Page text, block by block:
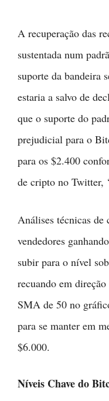
A recuperação das
sustentada num
suporte da bandeira
estaria a salvo de
que o suporte do
prejudicial para o
para os $2.400
de cripto no Twitter,
Análises técnicas
vendedores
subir para o nível
recuando em
SMA de 50 no
para se manter em
$6.000.
Níveis Chave do